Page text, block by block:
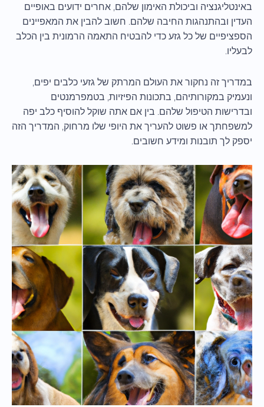
באינטליגנציה וביכולת האימון שלהם, אחרים ידועים באופיים
העדין ובהתנהגות החיבה שלהם. חשוב להבין את המאפיינים
הספציפיים של כל גזע כדי להבטיח התאמה הרמונית בין הכלב
לבעליו.
במדריך זה נחקור את העולם המרתק של גזעי כלבים יפים,
ונעמיק במקורותיהם, בתכונות הפיזיות, בטמפרמנטים
ובדרישות הטיפול שלהם. בין אם אתה שוקל להוסיף כלב יפה
למשפחתך או פשוט להעריך את היופי שלו מרחוק, המדריך הזה
יספק לך תובנות ומידע חשובים.